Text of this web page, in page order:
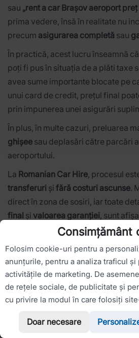
sau „rent a car Brașov aeroport
prima vedere, însă în realitate nu
precum asigurarea completă sau
În practică, acest lucru înseamnă
poți fi pus în situația de a plăti taxe
avea sume importante blocate pe
unui card de credit, prețul final
prin impunerea unei asigurări
În plus, în multe cazuri, preluarea
ghișee sau deplasări către parcări
aeroportului.
La Romanian Car Hire, procesul
transferuri și fără costuri ascunse.
direct în zona de sosiri, iar toate
final și valoarea garanției, sunt
Politica noastră este simplă:fără
majoritatea mașinilor,garanție
premium ,fără card de credit
Practic, ce vezi este exact ceea ce
la preluare.
WhatsApp
Consimțământ
Folosim cookie-uri pentru a
anunțurile, pentru a analiza traficul
activitățile de marketing. De
de rețele sociale, de publicitate și
cu privire la modul în care folosiți
Doar necesare